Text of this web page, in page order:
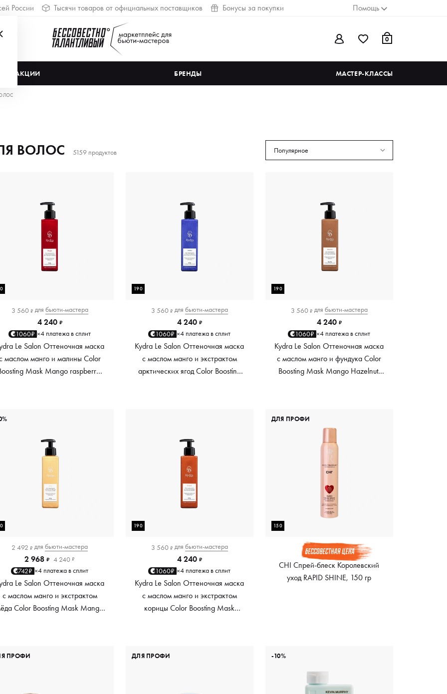
России Тысячи товаров от официальных поставщиков Бонусы за покупки Помощь
0
АКЦИИ БРЕНДЫ МАСТЕР-КЛАССЫ
ВОЛОС 5159 продуктов Популярное
3 560 ₽ для бьюти-мастера
4 240 ₽
1060₽ ×4 платежа в сплит
Le Salon Оттеночная маска
маслом манго и малины Color
Mask Mango raspberry,
190
3 560 ₽ для бьюти-мастера
4 240 ₽
1060₽ ×4 платежа в сплит
Kydra Le Salon Оттеночная маска
с маслом манго и экстрактом
арктических ягод Color Boosting
190
3 560 ₽ для бьюти-мастера
4 240 ₽
1060₽ ×4 платежа в сплит
Kydra Le Salon Оттеночная маска
с маслом манго и фундука Color
Boosting Mask Mango Hazelnut,
2 492 ₽ для бьюти-мастера
2 968 ₽ 4 240 ₽
742₽ ×4 платежа в сплит
Le Salon Оттеночная маска
с маслом манго и экстрактом
Color Boosting Mask Mango
190
3 560 ₽ для бьюти-мастера
4 240 ₽
1060₽ ×4 платежа в сплит
Kydra Le Salon Оттеночная маска
с маслом манго и экстрактом
корицы Color Boosting Mask
150
CHI Спрей-блеск Королевский
уход RAPID SHINE, 150 гр
ДЛЯ ПРОФИ
ПРОФИ ДЛЯ ПРОФИ -10%